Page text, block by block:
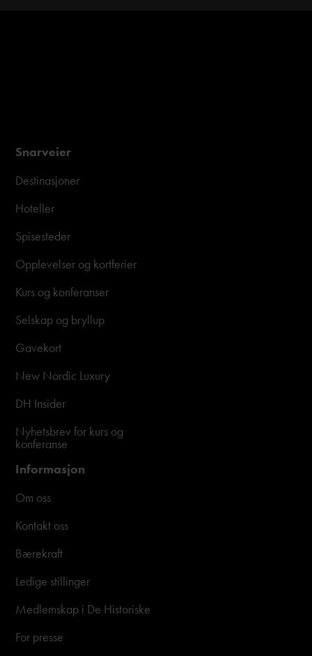
Snarveier
Destinasjoner
Hoteller
Spisesteder
Opplevelser og kortferier
Kurs og konferanser
Selskap og bryllup
Gavekort
New Nordic Luxury
DH Insider
Nyhetsbrev for kurs og
konferanse
Informasjon
Om oss
Kontakt oss
Bærekraft
Ledige stillinger
Medlemskap i De Historiske
For presse